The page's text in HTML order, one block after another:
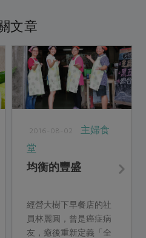
文章
2016-08-02
主婦食
堂
均衡的豐盛
經營大樹下早餐店的社
員林麗圓，曾是癌症病
友，癒後重新定義「全